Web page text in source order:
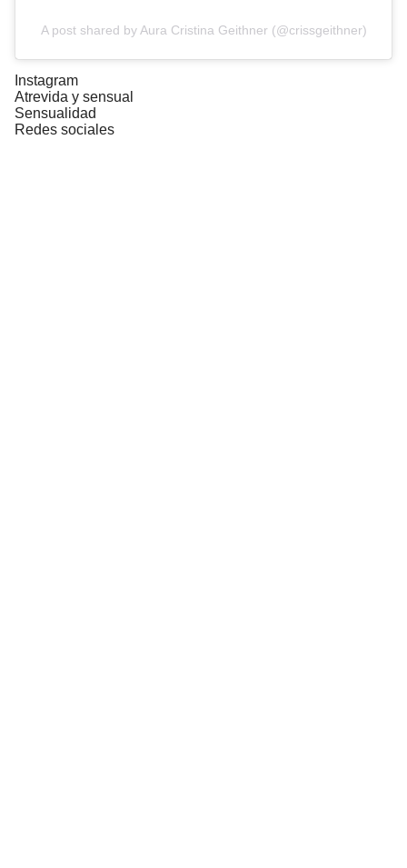
A post shared by Aura Cristina Geithner (@crissgeithner)
Instagram
Atrevida y sensual
Sensualidad
Redes sociales